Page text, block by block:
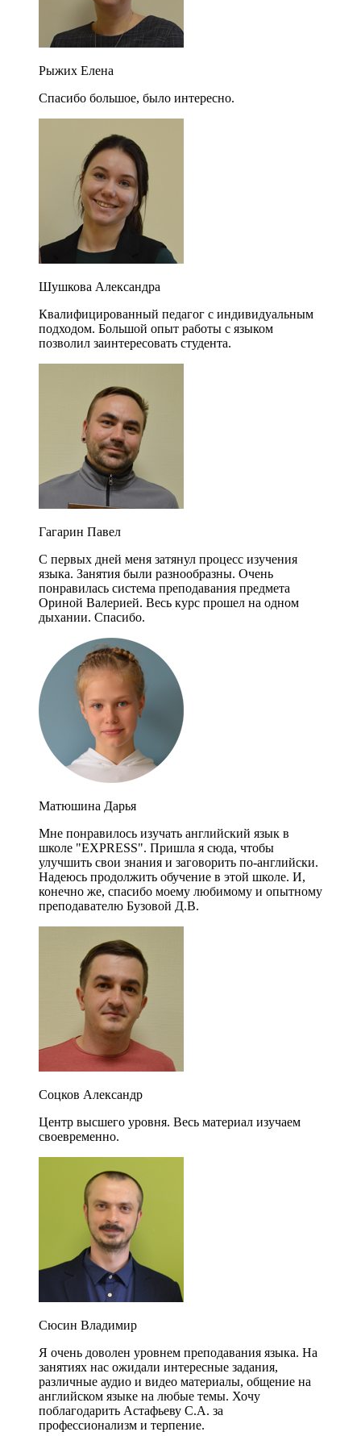
Рыжих Елена
Спасибо большое, было интересно.
Шушкова Александра
Квалифицированный педагог с индивидуальным
подходом. Большой опыт работы с языком
позволил заинтересовать студента.
Гагарин Павел
С первых дней меня затянул процесс изучения
языка. Занятия были разнообразны. Очень
понравилась система преподавания предмета
Ориной Валерией. Весь курс прошел на одном
дыхании. Спасибо.
Матюшина Дарья
Мне понравилось изучать английский язык в
школе "EXPRESS". Пришла я сюда, чтобы
улучшить свои знания и заговорить по-английски.
Надеюсь продолжить обучение в этой школе. И,
конечно же, спасибо моему любимому и опытному
преподавателю Бузовой Д.В.
Соцков Александр
Центр высшего уровня. Весь материал изучаем
своевременно.
Сюсин Владимир
Я очень доволен уровнем преподавания языка. На
занятиях нас ожидали интересные задания,
различные аудио и видео материалы, общение на
английском языке на любые темы. Хочу
поблагодарить Астафьеву С.А. за
профессионализм и терпение.